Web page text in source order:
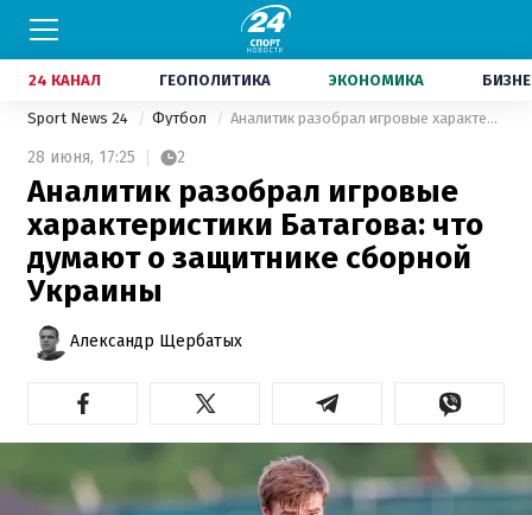
24 КАНАЛ ГЕОПОЛИТИКА ЭКОНОМИКА
Sport News 24 Футбол Аналитик разобрал игровые характеристики Батагова: что думают о защитнике сборной Украины
28 июня, 17:25 2
Аналитик разобрал игровые
характеристики Батагова: что
думают о защитнике сборной
Украины
Александр Щербатых